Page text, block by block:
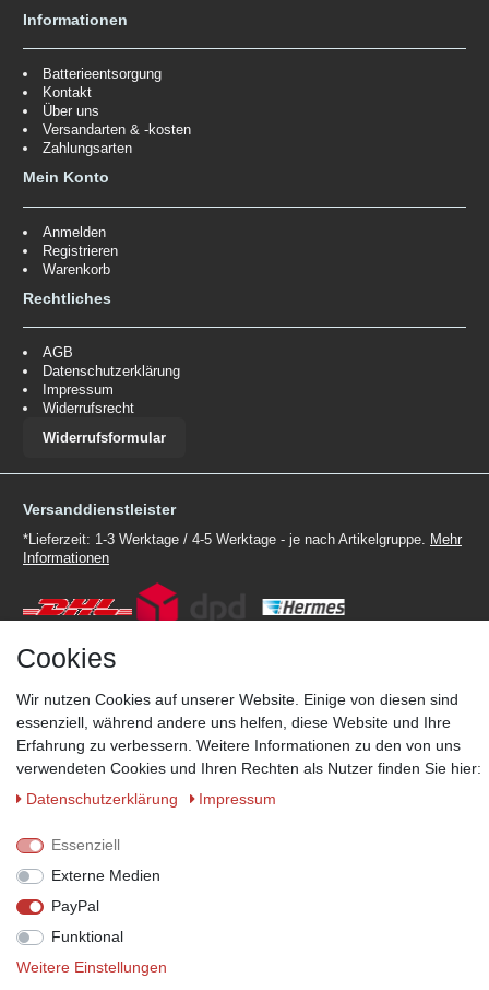
Informationen
Batterieentsorgung
Kontakt
Über uns
Versandarten & -kosten
Zahlungsarten
Mein Konto
Anmelden
Registrieren
Warenkorb
Rechtliches
AGB
Datenschutzerklärung
Impressum
Widerrufsrecht
Widerrufsformular
Versanddienstleister
*Lieferzeit: 1-3 Werktage / 4-5 Werktage - je nach Artikelgruppe. Mehr
Informationen
Zahlungsmöglichkeiten
Wir behalten uns das Recht vor im Einzelfall bestimmte
Zahlungsarten auszuschließen.Mehr Informationen
© Copyright 2026 Marabella´s | Alle Rechte vorbehalten. | Grundpreise
siehe Artikeldetails.
Cookies
Wir nutzen Cookies auf unserer Website. Einige von diesen sind
essenziell, während andere uns helfen, diese Website und Ihre
Erfahrung zu verbessern. Weitere Informationen zu den von uns
verwendeten Cookies und Ihren Rechten als Nutzer finden Sie hier:
Daten­schutz­erklärung
Impressum
Essenziell
Externe Medien
PayPal
Funktional
Weitere Einstellungen